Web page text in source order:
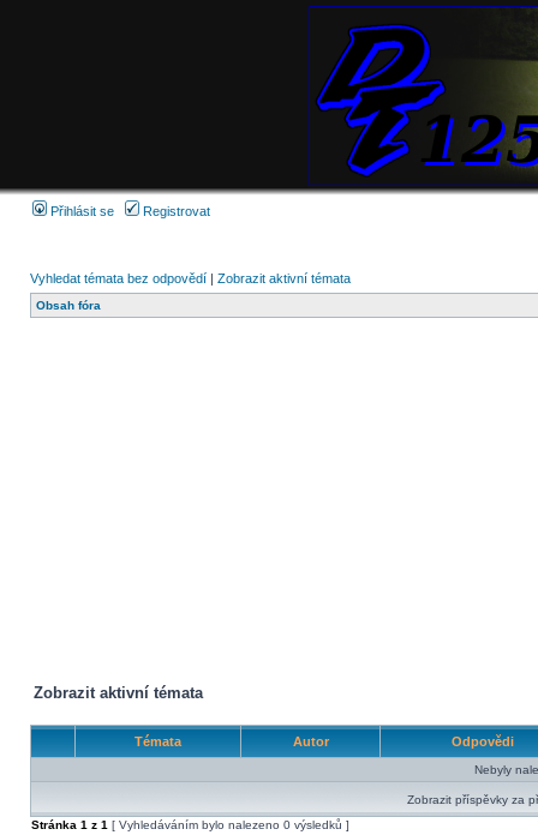
Přihlásit se Registrovat
Vyhledat témata bez odpovědí | Zobrazit aktivní témata
Obsah fóra
Zobrazit aktivní témata
Témata Autor Odpovědi
Nebyly
Zobrazit příspěvky za
Stránka 1 z 1 [ Vyhledáváním bylo nalezeno 0 výsledků ]